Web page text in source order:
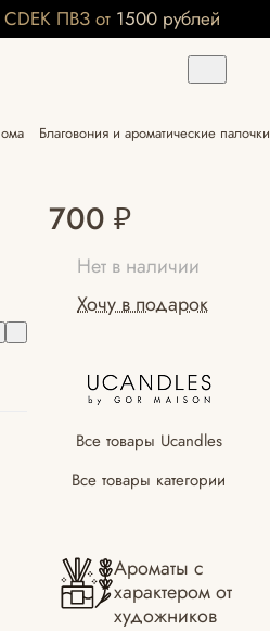
CDEK ПВЗ от 1500 рублей
Благовония и ароматические палочки
700 ₽
Нет в наличии
Хочу в подарок
Все товары Ucandles
Все товары категории
Ароматы с
характером от
художников